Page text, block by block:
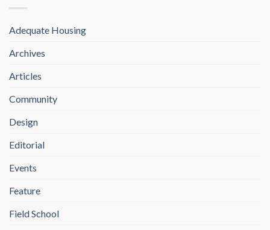
Adequate Housing
Archives
Articles
Community
Design
Editorial
Events
Feature
Field School